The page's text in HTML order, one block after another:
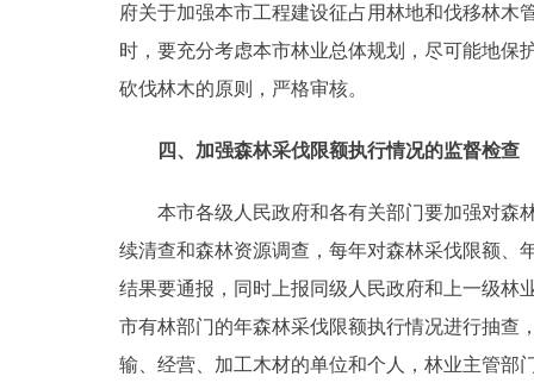
府关于加强本市工程建设征占用林地和伐移林木
时，要充分考虑本市林业总体规划，尽可能地保
砍伐林木的原则，严格审核。
四、加强森林采伐限额执行情况的监督检查
本市各级人民政府和各有关部门要加强对森林
续清查和森林资源调查，每年对森林采伐限额、
结果要通报，同时上报同级人民政府和上一级林
市有林部门的年森林采伐限额执行情况进行抽查
输、经营、加工木材的单位和个人，林业主管部